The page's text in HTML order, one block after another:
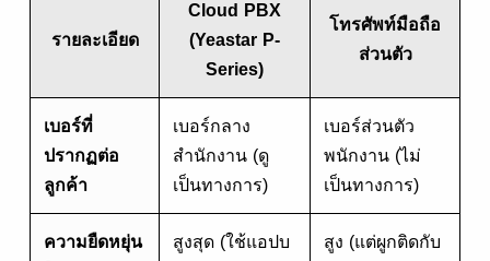
รายละเอียด
Cloud PBX
(Yeastar P-
Series)
โทรศัพท์มือถือ
ส่วนตัว
เบอร์ที่
ปรากฏต่อ
ลูกค้า
เบอร์กลาง
สำนักงาน (ดู
เป็นทางการ)
เบอร์ส่วนตัว
พนักงาน (ไม่
เป็นทางการ)
ความยืดหยุ่น
สูงสุด (ใช้แอปบ
สูง (แต่ผูกติดกับ